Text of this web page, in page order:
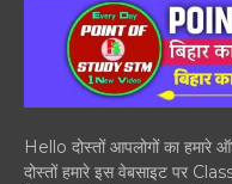
Hello दोस्तों आपलोगों का हमारे
दोस्तों हमारे इस वेबसाइट पर